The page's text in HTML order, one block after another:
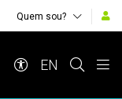
Quem sou?
EN